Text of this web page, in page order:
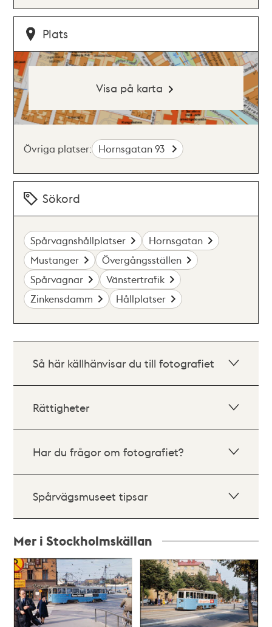
Plats
Visa på karta
Övriga platser: Hornsgatan 93
Sökord
Spårvagnshållplatser
Hornsgatan
Mustanger
Övergångsställen
Spårvagnar
Vänstertrafik
Zinkensdamm
Hållplatser
Så här källhänvisar du till fotografiet
Rättigheter
Har du frågor om fotografiet?
Spårvägsmuseet tipsar
Mer i Stockholmskällan
Relaterade
poster
och
teman